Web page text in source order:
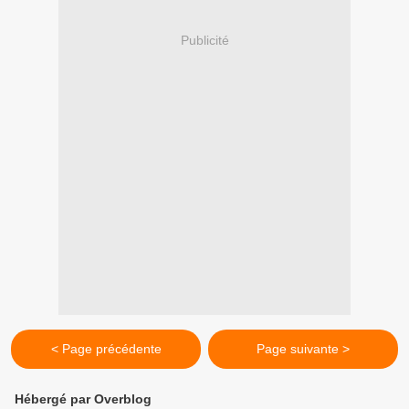
Publicité
< Page précédente Page suivante >
Hébergé par Overblog